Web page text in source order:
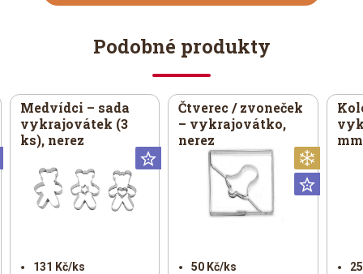
Podobné produkty
Universální
Medvídci – sada
vykrajovátek (3
ks), nerez
131 Kč/ks
Čtverec / zvoneček
– vykrajovátko,
nerez
50 Kč/ks